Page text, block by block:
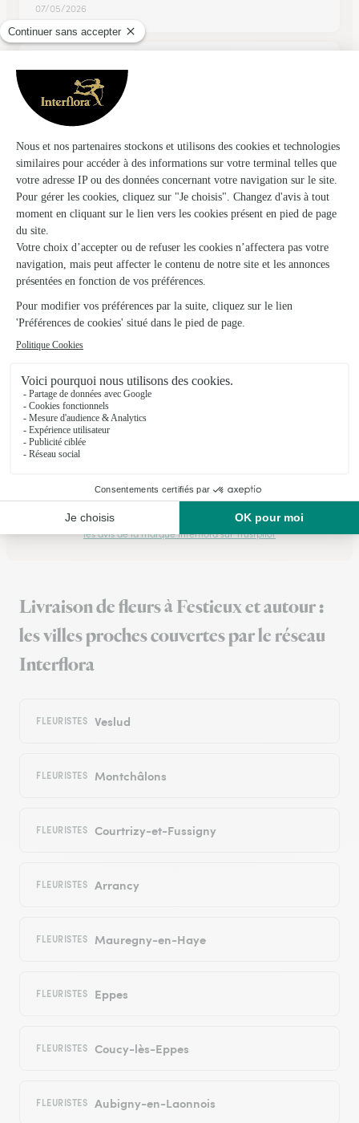
07/05/2026
★ ★ ★ ★ ★
Commande facile
25/02/2026
★ ★ ★ ★ ★
Je n'ai pas pu obtenir la remise de 13…
Je n'ai pas pu obtenir la remise de 13 euros annoncé sur le site
suite à la connexion sur mon compte. Ça ne vaut pas le coup
d'être client !!!
05/04/2026
Ma maman était ravie pour la fête des…
Ma maman était ravie pour la fête des mamans , livreur très
gentil et fleurs et chocolats très bien emballés, très frais !
Merci!
Trustpilot Échantillon d'avis clients fourni via Trustpilot.Voir tous
les avis de la marque Interflora sur Trustpilot
Livraison de fleurs à Festieux et autour :
les villes proches couvertes par le réseau
Interflora
FLEURISTES Veslud
FLEURISTES Montchâlons
FLEURISTES Courtrizy-et-Fussigny
FLEURISTES Arrancy
FLEURISTES Mauregny-en-Haye
FLEURISTES Eppes
FLEURISTES Coucy-lès-Eppes
FLEURISTES Aubigny-en-Laonnois